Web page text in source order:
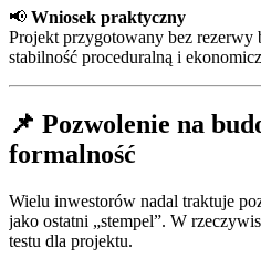
📢 Wniosek praktyczny
Projekt przygotowany bez rezerwy
stabilność proceduralną i
📌 Pozwolenie na
formalność
Wielu inwestorów nadal traktuje
jako ostatni „stempel”. W
testu dla projektu.